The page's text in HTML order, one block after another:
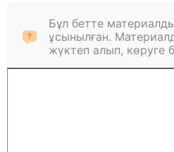
Бұл бетте
ұсынылған.
жүктеп алып, көруге